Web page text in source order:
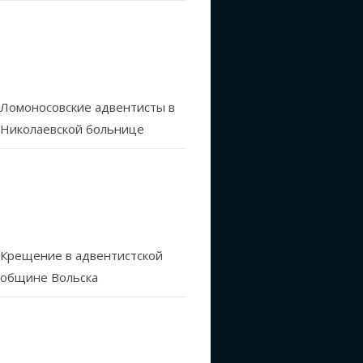
Ломоносовские адвентисты в
Николаевской больнице
Крещение в адвентистской
общине Вольска